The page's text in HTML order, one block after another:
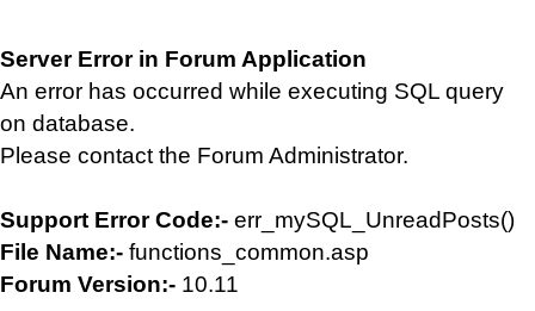
Server Error in Forum Application
An error has occurred while executing SQL query
on database.
Please contact the Forum Administrator.
Support Error Code:- err_mySQL_UnreadPosts()
File Name:- functions_common.asp
Forum Version:- 10.11